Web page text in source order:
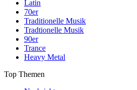
Latin
70er
Traditionelle Musik
Tradtionelle Musik
90er
Trance
Heavy Metal
Top Themen